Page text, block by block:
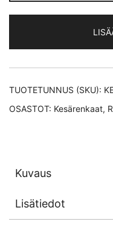
TUOTETUNNUS (SKU):
OSASTOT: Kesärenkaat,
Kuvaus
Lisätiedot